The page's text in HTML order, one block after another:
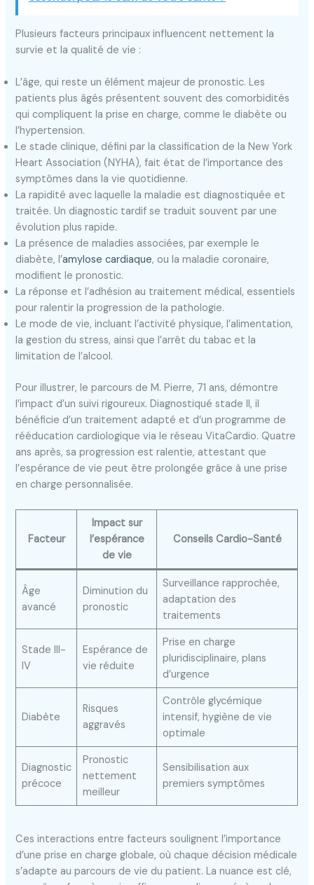
Plusieurs facteurs principaux influencent nettement la
survie et la qualité de vie :
L’âge, qui reste un élément majeur de pronostic. Les
patients plus âgés présentent souvent des comorbidités
qui compliquent la prise en charge, comme le diabète ou
l’hypertension.
Le stade clinique, défini par la classification de la New York
Heart Association (NYHA), fait état de l’importance des
symptômes dans la vie quotidienne.
La rapidité avec laquelle la maladie est diagnostiquée et
traitée. Un diagnostic tardif se traduit souvent par une
évolution plus rapide.
La présence de maladies associées, par exemple le
diabète, l’amylose cardiaque, ou la maladie coronaire,
modifient le pronostic.
La réponse et l’adhésion au traitement médical, essentiels
pour ralentir la progression de la pathologie.
Le mode de vie, incluant l’activité physique, l’alimentation,
la gestion du stress, ainsi que l’arrêt du tabac et la
limitation de l’alcool.
Pour illustrer, le parcours de M. Pierre, 71 ans, démontre
l’impact d’un suivi rigoureux. Diagnostiqué stade II, il
bénéficie d’un traitement adapté et d’un programme de
rééducation cardiologique via le réseau VitaCardio. Quatre
ans après, sa progression est ralentie, attestant que
l’espérance de vie peut être prolongée grâce à une prise
en charge personnalisée.
Facteur
Impact sur
l’espérance
de vie
Conseils Cardio-Santé
Âge
avancé
Diminution du
pronostic
Surveillance rapprochée,
adaptation des
traitements
Stade III-
IV
Espérance de
vie réduite
Prise en charge
pluridisciplinaire, plans
d’urgence
Diabète
Risques
aggravés
Contrôle glycémique
intensif, hygiène de vie
optimale
Diagnostic
précoce
Pronostic
nettement
meilleur
Sensibilisation aux
premiers symptômes
Ces interactions entre facteurs soulignent l’importance
d’une prise en charge globale, où chaque décision médicale
s’adapte au parcours de vie du patient. La nuance est clé,